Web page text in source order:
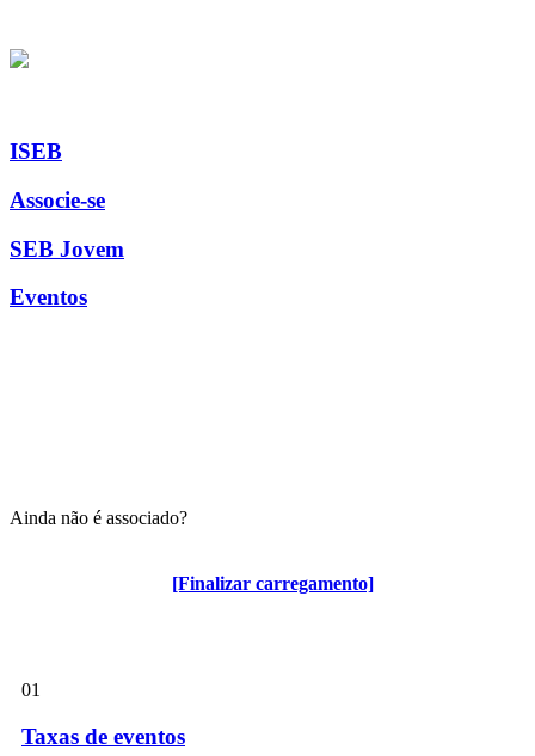
[Finalizar carregamento]
ISEB
Associe-se
SEB Jovem
Eventos
Ainda não é associado?
Algumas vantagens para associados
01
Taxas de eventos